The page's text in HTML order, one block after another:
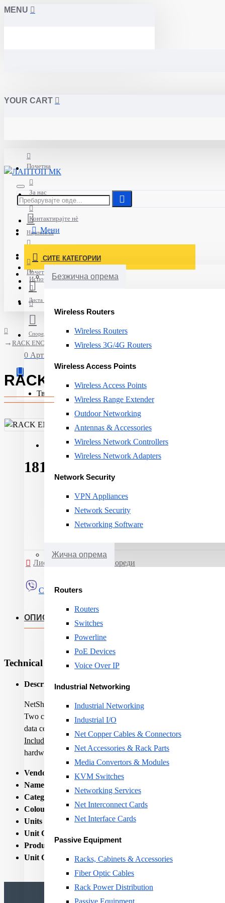
MENU
YOUR CART
Почетна
За нас
Контактирајте нè
Постави нарачка
Испорака
Најавете се
Нов корисник
Листа на желби
Спореди
0 Артикли - 0ден.
Твојата кошничка е празна!
Мени
СИТЕ КАТЕГОРИИ
Безжична опрема
Wireless Routers
Wireless Routers
Wireless 3G/4G Routers
Wireless Access Points
Wireless Access Points
Wireless Range Extender
Outdoor Networking
Antennas & Accessories
Wireless Network Controllers
Wireless Network Adapters
Network Security
VPN Appliances
Network Security
Networking Software
Жична опрема
Routers
Routers
Switches
Powerline
PoE Devices
Voice Over IP
Industrial Networking
Industrial Networking
Industrial I/O
Net Copper Cables & Connectors
Net Accessories & Rack Parts
Media Convertors & Modules
KVM Switches
Networking Services
Net Interconnect Cards
Net Interface Cards
Passive Equipment
Racks, Cabinets & Accessories
Fiber Optic Cables
Rack Power Distribution
Passive Equipment
Почетна
RACK ENCLOSURE 2X20U NETSH. SX/600W X 1070 AR3200 APC
RACK ENCLOSURE 2X20U
Colour: Black
181,789ден.
Листа на желби Спореди
Сподели
ОПИС
Technical Specifications
Description:
NetShelter SX Colocation 2 x 20U 600mm Wide x 1070mm
Two compartment enclosure for colocation facilities with
data center space.
Includes
: 3-Digit Combination Style Handles, Adjustable
hardware, Roof.
Vendor Homepage: http://www.apc.com/resource/include/
Name:
Category Code:RCA
Colour:
Black
Units per Shipping Box:1
Unit Calculated Volume:
Product Net Weight:140.7
Unit Calculated Weight:168.35